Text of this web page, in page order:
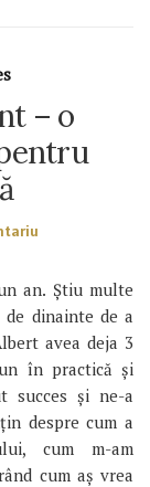
– o
an. Știu multe
dinainte de a
avea deja 3
în practică și
succes și ne-a
despre cum a
cum m-am
cum aș vrea